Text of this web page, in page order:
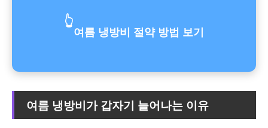
👆
여름 냉방비 절약 방법 보기
여름 냉방비가 갑자기 늘어나는 이유